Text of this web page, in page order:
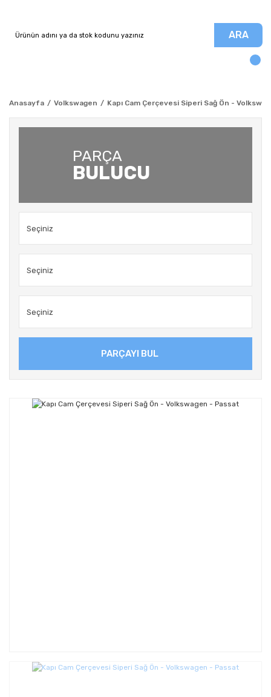
ARA
Anasayfa Volkswagen Kapı Cam Çerçevesi Siperi Sağ Ön -
PARÇA
BULUCU
PARÇAYI BUL